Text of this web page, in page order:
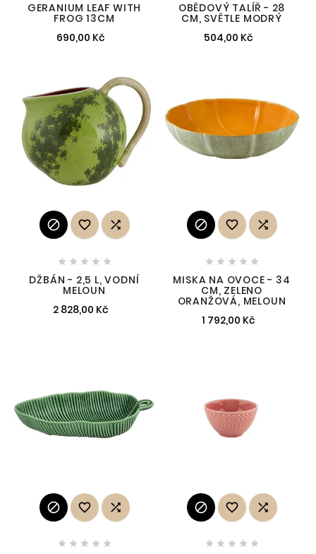
GERANIUM LEAF WITH
FROG 13CM
690,00 Kč
OBĚDOVÝ TALÍŘ - 28
CM, SVĚTLE MODRÝ
504,00 Kč
  
    
DŽBÁN - 2,5 L, VODNÍ
MELOUN
2 828,00 Kč
  
    
MISKA NA OVOCE - 34
CM, ZELENO
ORANŽOVÁ, MELOUN
1 792,00 Kč
  
    
  
    